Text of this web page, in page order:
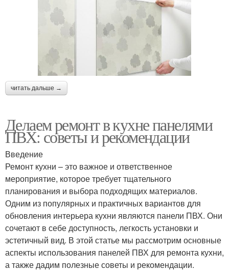
читать дальше →
Делаем ремонт в кухне панелями
ПВХ: советы и рекомендации
Введение
Ремонт кухни – это важное и ответственное
мероприятие, которое требует тщательного
планирования и выбора подходящих материалов.
Одним из популярных и практичных вариантов для
обновления интерьера кухни являются панели ПВХ. Они
сочетают в себе доступность, легкость установки и
эстетичный вид. В этой статье мы рассмотрим основные
аспекты использования панелей ПВХ для ремонта кухни,
а также дадим полезные советы и рекомендации.